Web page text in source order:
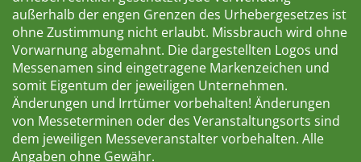
außerhalb der engen Grenzen des Urhebergesetzes ist
ohne Zustimmung nicht erlaubt. Missbrauch wird ohne
Vorwarnung abgemahnt. Die dargestellten Logos und
Messenamen sind eingetragene Markenzeichen und
somit Eigentum der jeweiligen Unternehmen.
Änderungen und Irrtümer vorbehalten! Änderungen
von Messeterminen oder des Veranstaltungsorts sind
dem jeweiligen Messeveranstalter vorbehalten. Alle
Angaben ohne Gewähr.